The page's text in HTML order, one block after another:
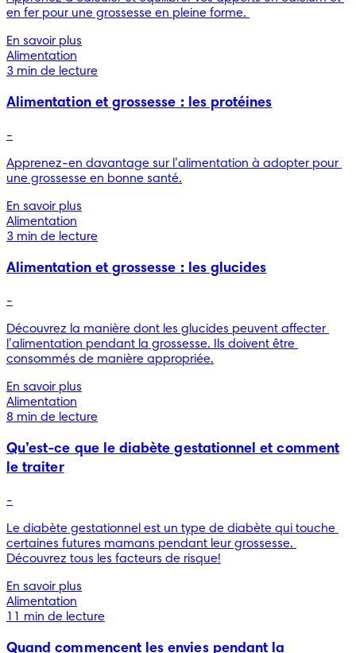
en fer pour une grossesse en pleine forme.
En savoir plus
Alimentation
3 min de lecture
Alimentation et grossesse : les protéines
-
Apprenez-en davantage sur l’alimentation à adopter pour
une grossesse en bonne santé.
En savoir plus
Alimentation
3 min de lecture
Alimentation et grossesse : les glucides
-
Découvrez la manière dont les glucides peuvent affecter
l’alimentation pendant la grossesse. Ils doivent être
consommés de manière appropriée.
En savoir plus
Alimentation
8 min de lecture
Qu’est-ce que le diabète gestationnel et comment
le traiter
-
Le diabète gestationnel est un type de diabète qui touche
certaines futures mamans pendant leur grossesse.
Découvrez tous les facteurs de risque!
En savoir plus
Alimentation
11 min de lecture
Quand commencent les envies pendant la